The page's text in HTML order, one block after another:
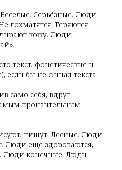
Серьёзные. Люди
лохматятся. Теряются.
кожу. Люди
текст, фонетические и
если бы не финал текста.
само себя, вдруг
пронзительным
пишут. Лесные. Люди
Люди еще здороваются,
Люди конечные. Люди